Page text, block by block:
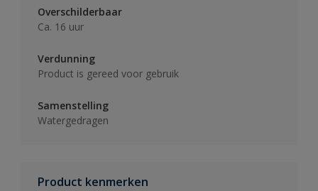
Overschilderbaar
Ca. 16 uur
Verdunning
Product is gereed voor gebruik
Samenstelling
Watergedragen
Product kenmerken